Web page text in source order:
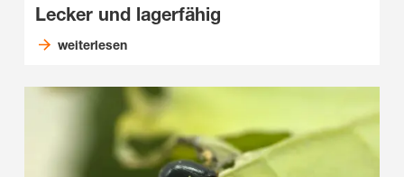
Lecker und lagerfähig
weiterlesen